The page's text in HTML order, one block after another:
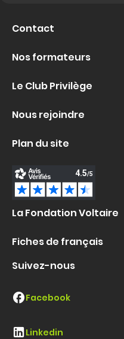
Contact
Nos formateurs
Le Club Privilège
Nous rejoindre
Plan du site
La Fondation Voltaire
Fiches de français
Suivez-nous
Facebook
Linkedin